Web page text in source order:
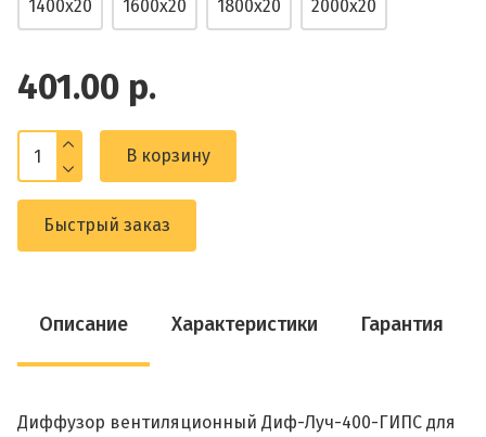
401.00 р.
1400x20 1600x20 1800x20 2000x20
В корзину
Быстрый заказ
Описание Характеристики Гарантия
Диффузор вентиляционный Диф-Луч-400-ГИПС для